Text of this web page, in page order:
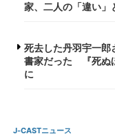
家、二人の「違い」
死去した丹羽宇一郎
書家だった 『死ぬ
に
J-CASTニュース